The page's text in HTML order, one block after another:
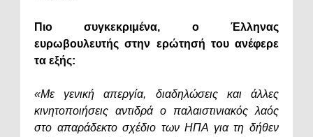
Πιο συγκεκριμένα, ο Έλληνας
ευρωβουλευτής στην ερώτησή του ανέφερε
τα εξής:
«Με γενική απεργία, διαδηλώσεις και άλλες
κινητοποιήσεις αντιδρά ο παλαιστινιακός λαός
στο απαράδεκτο σχέδιο των ΗΠΑ για τη δήθεν